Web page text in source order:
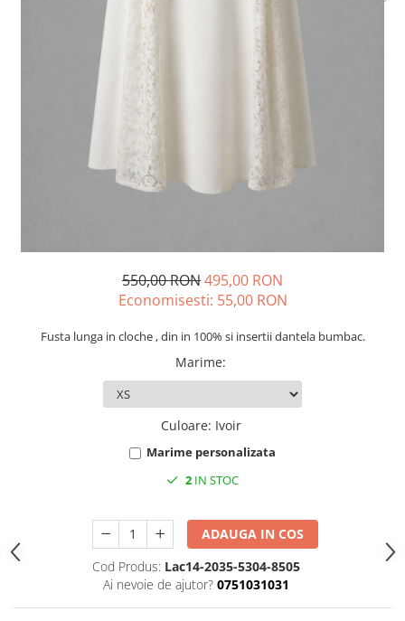
550,00 RON495,00 RON
Economisesti: 55,00 RON
Fusta lunga in cloche , din in 100% si insertii dantela bumbac.
Marime:
Culoare: Ivoir
Marime personalizata
2 IN STOC
ADAUGA IN COS
Cod Produs: Lac14-2035-5304-8505
Ai nevoie de ajutor? 0751031031